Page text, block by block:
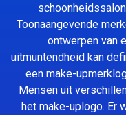
Toonaangevende
ontwerpen van
uitmuntendheid kan
een make-
Mensen uit
het make-uplogo. Er